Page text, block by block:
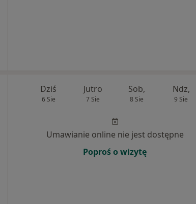
Dziś
6 Sie
Jutro
7 Sie
Sob,
8 Sie
Ndz,
9 Sie
Umawianie online nie jest dostępne
Poproś o wizytę